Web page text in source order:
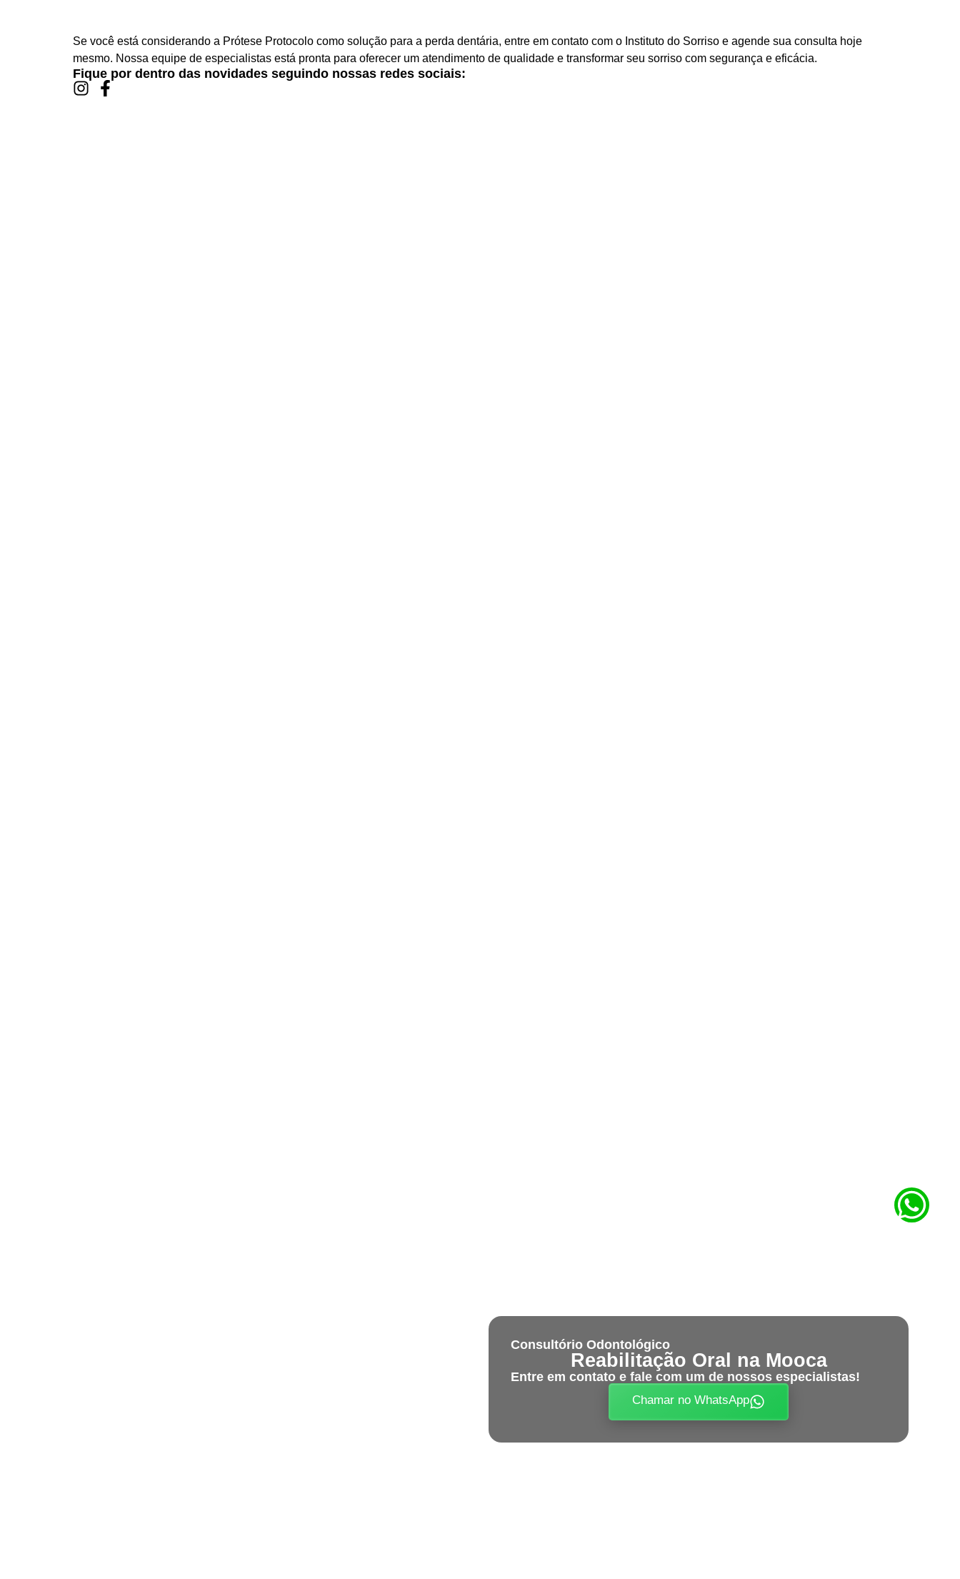
Se você está considerando a Prótese Protocolo como solução para a perda dentária, entre em contato com o Instituto do Sorriso e agende sua consulta hoje
mesmo. Nossa equipe de especialistas está pronta para oferecer um atendimento de qualidade e transformar seu sorriso com segurança e eficácia.
Fique por dentro das novidades seguindo nossas redes sociais:
Consultório Odontológico
Reabilitação Oral na Mooca
Entre em contato e fale com um de nossos especialistas!
Chamar no WhatsApp